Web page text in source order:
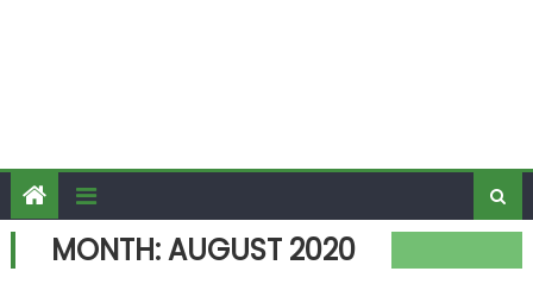
MONTH:AUGUST 2020